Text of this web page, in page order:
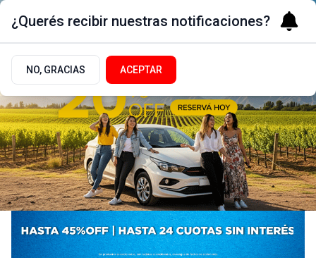
¿Querés recibir nuestras notificaciones?
NO, GRACIAS ACEPTAR